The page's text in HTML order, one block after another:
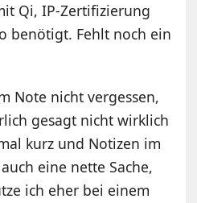
Qi, IP-Zertifizierung
benötigt. Fehlt noch ein
Note nicht vergessen,
gesagt nicht wirklich
kurz und Notizen im
eine nette Sache,
ich eher bei einem